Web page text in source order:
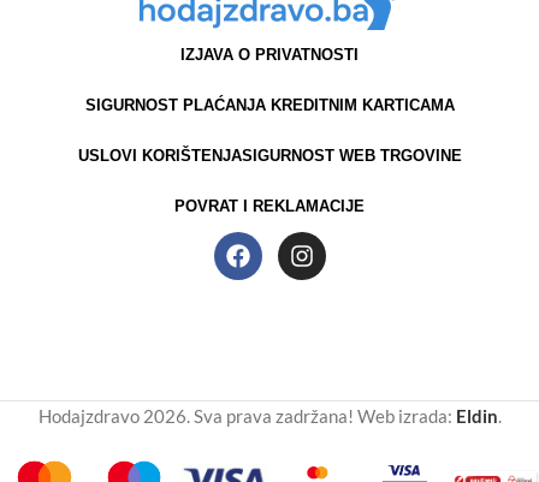
IZJAVA O PRIVATNOSTI
SIGURNOST PLAĆANJA KREDITNIM KARTICAMA
USLOVI KORIŠTENJASIGURNOST WEB TRGOVINE
POVRAT I REKLAMACIJE
Hodajzdravo 2026. Sva prava zadržana! Web izrada: Eldin